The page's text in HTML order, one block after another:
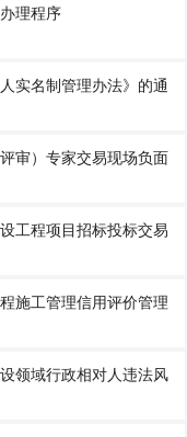
理程序
实名制管理办法》的通
审）专家交易现场负面
工程项目招标投标交易
施工管理信用评价管理
领域行政相对人违法风